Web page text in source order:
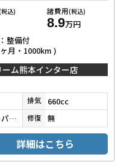
込) 諸費用(税込)
8.9万円
整備付
月・1000km )
ーム熊本インター店
排気 660cc
アメジストパープルパールメタリック 修復 無
詳細はこちら